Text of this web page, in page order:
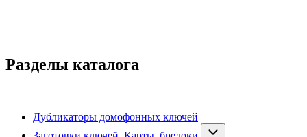
Разделы каталога
Дубликаторы домофонных ключей